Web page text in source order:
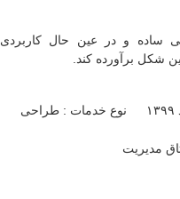
ساده و در عین حال کاربردی
شکل برآورده کند.
نوع خدمات : طراحی